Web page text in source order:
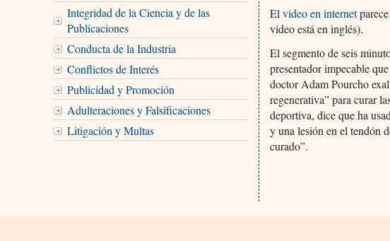
Integridad de la Ciencia y de las
Publicaciones
Conducta de la Industria
Conflictos de Interés
Publicidad y Promoción
Adulteraciones y Falsificaciones
Litigación y Multas
Elvideo en internet
video está en inglés).
El segmento de seis
presentador impecable
doctor Adam Pourcho
regenerativa” para curar
deportiva, dice que ha
y una lesión en el tendón
curado”.